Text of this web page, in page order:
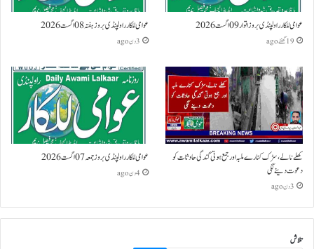
عوامی للکار راولپنڈی بروز اتوار 09 اگست 2026
19 گھنٹے ago
عوامی للکار راولپنڈی بروز ہفتہ 08 اگست 2026
3 دن ago
کھلے نالے،سڑک کنارے ملبہ اور جمع ہوتی گندگی حادثات کو
دعوت دینے لگی
3 دن ago
عوامی للکار راولپنڈی بروز جمعہ 07 اگست 2026
4 دن ago
تلاش